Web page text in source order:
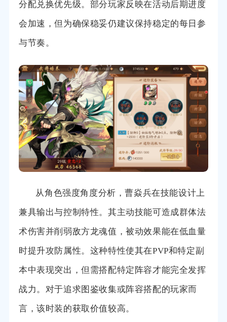
分配兑换优先级。部分玩家反映在活动后期进度
会加速，但为确保稳妥仍建议保持稳定的每日参
与节奏。
从角色强度角度分析，曹焱兵在技能设计上
兼具输出与控制特性。其主动技能可造成群体法
术伤害并削弱敌方龙魂值，被动效果能在低血量
时提升攻防属性。这种特性使其在PVP和特定副
本中表现突出，但需搭配特定阵容才能完全发挥
战力。对于追求图鉴收集或阵容搭配的玩家而
言，该时装的获取价值较高。